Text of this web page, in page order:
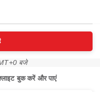
बजे
बुक करें और पाएं